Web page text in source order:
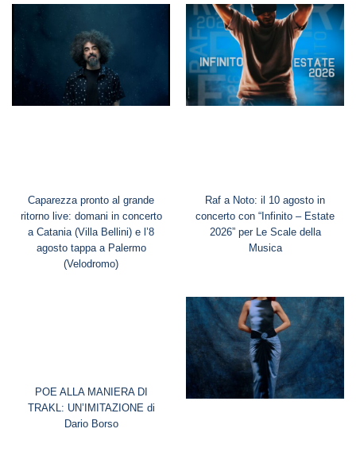
Caparezza pronto al grande
ritorno live: domani in concerto
a Catania (Villa Bellini) e l’8
agosto tappa a Palermo
(Velodromo)
Raf a Noto: il 10 agosto in
concerto con “Infinito – Estate
2026” per Le Scale della
Musica
POE ALLA MANIERA DI
TRAKL: UN’IMITAZIONE di
Dario Borso